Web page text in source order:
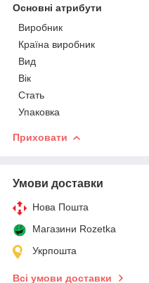
Основні атрибути
Виробник
Країна виробник
Вид
Вік
Стать
Упаковка
Приховати
Умови доставки
Нова Пошта
Магазини Rozetka
Укрпошта
Всі умови доставки